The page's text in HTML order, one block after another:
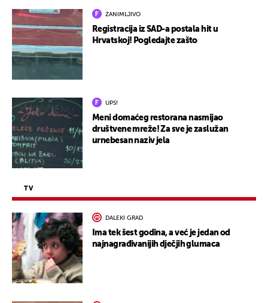
ZANIMLJIVO
Registracija iz SAD-a postala hit u
Hrvatskoj! Pogledajte zašto
UPS!
Meni domaćeg restorana nasmijao
društvene mreže! Za sve je zaslužan
urnebesan naziv jela
TV
DALEKI GRAD
Ima tek šest godina, a već je jedan od
najnagrađivanijih dječjih glumaca